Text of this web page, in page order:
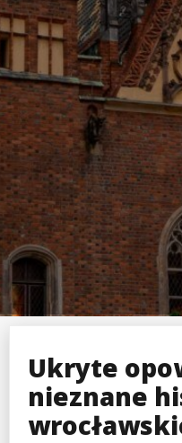
Ukryte
nieznane